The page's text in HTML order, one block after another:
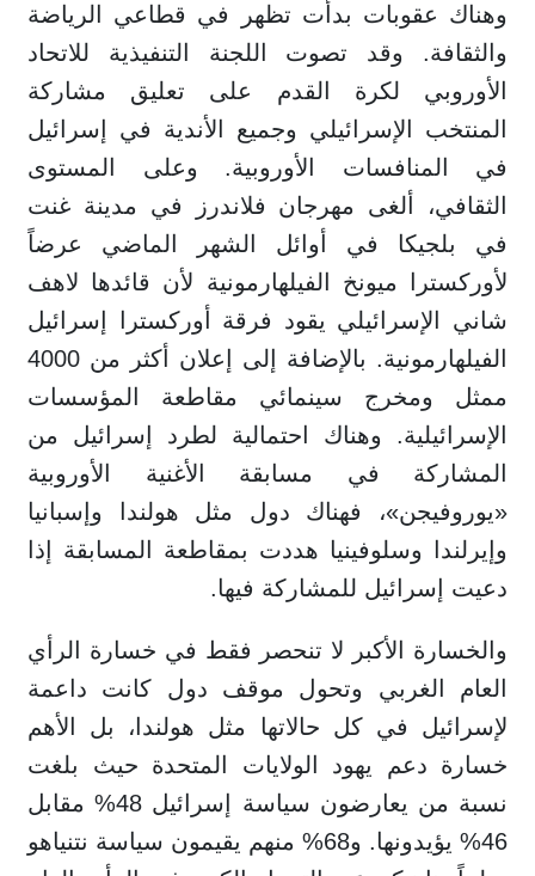
وهناك عقوبات بدأت تظهر في قطاعي الرياضة
والثقافة. وقد تصوت اللجنة التنفيذية للاتحاد
الأوروبي لكرة القدم على تعليق مشاركة
المنتخب الإسرائيلي وجميع الأندية في إسرائيل
في المنافسات الأوروبية. وعلى المستوى
الثقافي، ألغى مهرجان فلاندرز في مدينة غنت
في بلجيكا في أوائل الشهر الماضي عرضاً
لأوركسترا ميونخ الفيلهارمونية لأن قائدها لاهف
شاني الإسرائيلي يقود فرقة أوركسترا إسرائيل
الفيلهارمونية. بالإضافة إلى إعلان أكثر من 4000
ممثل ومخرج سينمائي مقاطعة المؤسسات
الإسرائيلية. وهناك احتمالية لطرد إسرائيل من
المشاركة في مسابقة الأغنية الأوروبية
«يوروفيجن»، فهناك دول مثل هولندا وإسبانيا
وإيرلندا وسلوفينيا هددت بمقاطعة المسابقة إذا
دعيت إسرائيل للمشاركة فيها.
والخسارة الأكبر لا تنحصر فقط في خسارة الرأي
العام الغربي وتحول موقف دول كانت داعمة
لإسرائيل في كل حالاتها مثل هولندا، بل الأهم
خسارة دعم يهود الولايات المتحدة حيث بلغت
نسبة من يعارضون سياسة إسرائيل 48% مقابل
46% يؤيدونها. و68% منهم يقيمون سياسة نتنياهو